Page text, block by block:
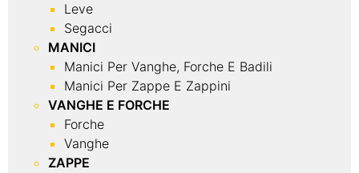
Leve
Segacci
MANICI
Manici Per Vanghe, Forche E Badili
Manici Per Zappe E Zappini
VANGHE E FORCHE
Forche
Vanghe
ZAPPE